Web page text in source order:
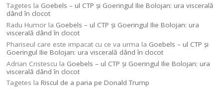
Tagetes la Goebels – ul CTP şi Goeringul Ilie Bolojan: ura viscerală
dând în clocot
Radu Humor la Goebels – ul CTP şi Goeringul Ilie Bolojan: ura
viscerală dând în clocot
Phariseul care este impacat cu ce va urma la Goebels – ul CTP şi
Goeringul Ilie Bolojan: ura viscerală dând în clocot
Adrian Cristescu la Goebels – ul CTP şi Goeringul Ilie Bolojan: ura
viscerală dând în clocot
Tagetes laRiscul de a paria pe Donald Trump